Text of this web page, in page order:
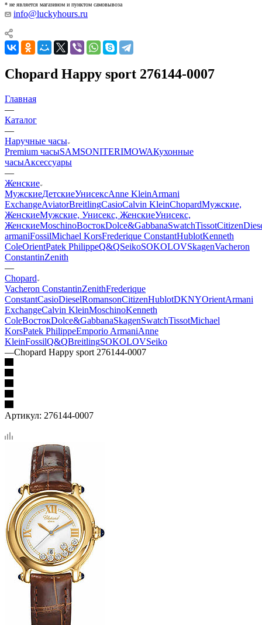
* не является магазином и пунктом самовывоза
info@luckyhours.ru
Chopard Happy sport 276144-0007
Главная
—
Каталог
—
Наручные часы
Premium часыSAMSONITERIMOWAКухонные
часыАксессуары
—
Женские
МужскиеДетскиеУнисексAnne KleinArmani
ExchangeAviatorBreitlingCasioCalvin KleinChopardМужские,
ЖенскиеМужские, Унисекс, ЖенскиеУнисекс,
ЖенскиеMoschinoВостокDolce&GabbanaSwatchTissotCitizen
armaniFossilMichael KorsFrederique ConstantHublotKenneth
ColeOrientPatek PhilippeQ&QSeikoSOKOLOVSkagenVacheron
ConstantinZenith
—
Chopard
Vacheron ConstantinZenithFrederique
ConstantCasioDieselRomansonCitizenHublotDKNYOrientArmani
ExchangeCalvin KleinMoschinoKenneth
ColeВостокDolce&GabbanaSkagenSwatchTissotMichael
KorsPatek PhilippeEmporio ArmaniAnne
KleinFossilQ&QBreitlingSOKOLOVSeiko
—Chopard Happy sport 276144-0007
Артикул: 276144-0007